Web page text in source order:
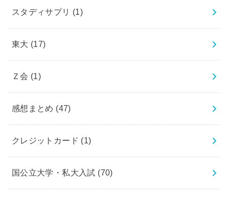
スタディサプリ (1)
東大 (17)
Ｚ会 (1)
感想まとめ (47)
クレジットカード (1)
国公立大学・私大入試 (70)